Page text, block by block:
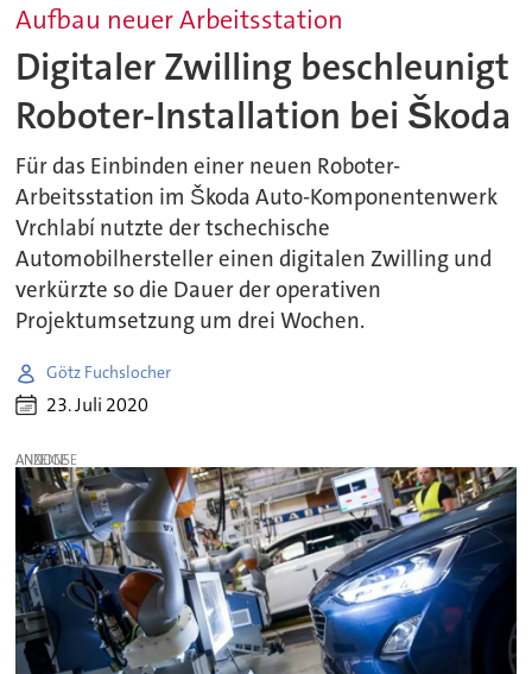
Aufbau neuer Arbeitsstation
Digitaler Zwilling beschleunigt
Roboter-Installation bei Škoda
Für das Einbinden einer neuen Roboter-
Arbeitsstation im Škoda Auto-Komponentenwerk
Vrchlabí nutzte der tschechische
Automobilhersteller einen digitalen Zwilling und
verkürzte so die Dauer der operativen
Projektumsetzung um drei Wochen.
Götz Fuchslocher
23. Juli 2020
ANZEIGE